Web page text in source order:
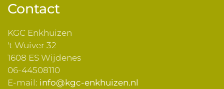
Contact
KGC Enkhuizen
't Wuiver 32
1608 ES Wijdenes
06-44508110
E-mail: info@kgc-enkhuizen.nl